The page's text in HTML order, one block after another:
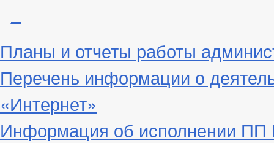
Планы и отчеты работы
Перечень информации о
«Интернет»
Информация об исполнении ПП